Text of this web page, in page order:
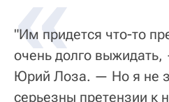
"Им придется что-то
очень долго
Юрий Лоза. — Но я не
серьезны претензии к